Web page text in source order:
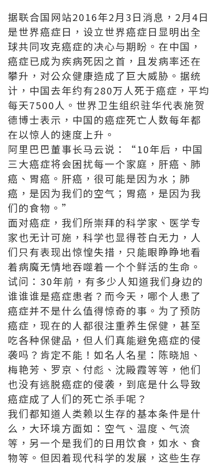
据联合国网站2016年2月3日消息，2月4日
是世界癌症日，设立世界癌症日显明出全
球共同攻克癌症的决心与期盼。在中国，
癌症已成为疾病死因之首，且发病率还在
攀升，对公众健康造成了巨大威胁。据统
计，中国去年约有280万人死于癌症，平均
每天7500人。世界卫生组织驻华代表施贺
德博士表示，中国的癌症死亡人数每年都
在以惊人的速度上升。
阿里巴巴董事长马云说：“10年后，中国
三大癌症将会困扰每一个家庭，肝癌、肺
癌、胃癌。肝癌，很可能是因为水；肺
癌，是因为我们的空气；胃癌，是因为我
们的食物。”
面对癌症，我们所崇拜的科学家、医学专
家也无计可施，科学也显得苍白无力，人
们只有表现出惊惶失措，只能眼睁睁地看
着病魔无情地吞噬着一个个鲜活的生命。
试问：30年前，有多少人知道我们身边的
谁谁谁是癌症患者？而今天，哪个人患了
癌症并不是什么值得惊奇的事。为了预防
癌症，现在的人都很注重养生保健，甚至
吃各种保健品，但人们真能避免癌症的侵
袭吗？肯定不能！如名人名星：陈晓旭、
梅艳芳、罗京、付彪、沈殿霞等等，他们
也没有逃脱癌症的侵袭，到底是什么导致
癌症成了人们的死亡杀手呢？
我们都知道人类赖以生存的基本条件是什
么，大环境方面如：空气、温度、气流
等，另一个是我们的日用饮食，如水、食
物等。但因着现代科学的发展，这些生存